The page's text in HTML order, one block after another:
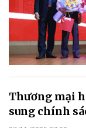
Thương mại
sung chính